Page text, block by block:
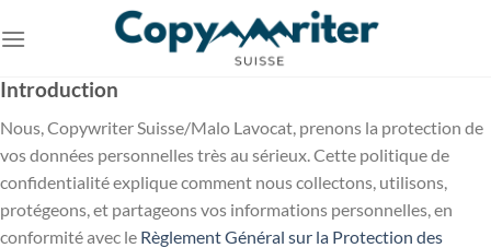
au
Introduction
Nous, Copywriter Suisse/Malo Lavocat, prenons la protection de
vos données personnelles très au sérieux. Cette politique de
confidentialité explique comment nous collectons, utilisons,
protégeons, et partageons vos informations personnelles, en
conformité avec le Règlement Général sur la Protection des